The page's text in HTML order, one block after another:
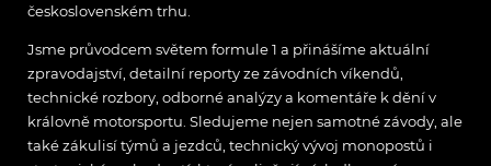
československém trhu.
Jsme průvodcem světem formule 1 a přinášíme aktuální
zpravodajství, detailní reporty ze závodních víkendů,
technické rozbory, odborné analýzy a komentáře k dění v
královně motorsportu. Sledujeme nejen samotné závody, ale
také zákulisí týmů a jezdců, technický vývoj monopostů i